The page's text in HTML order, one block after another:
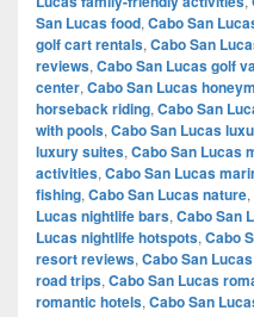
San Lucas food, Cabo San
golf cart rentals, Cabo San
reviews, Cabo San Lucas golf
center, Cabo San Lucas
horseback riding, Cabo San
with pools, Cabo San Lucas
luxury suites, Cabo San Lucas
activities, Cabo San Lucas
fishing, Cabo San Lucas nature,
Lucas nightlife bars, Cabo San
Lucas nightlife hotspots, Cabo
resort reviews, Cabo San
road trips, Cabo San Lucas
romantic hotels, Cabo San